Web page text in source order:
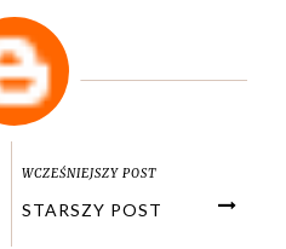
WCZEŚNIEJSZY POST
STARSZY POST